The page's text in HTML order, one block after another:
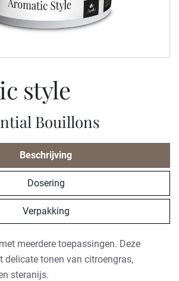
style
Bouillons
Beschrijving
Dosering
Verpakking
meerdere toepassingen. Deze
delicate tonen van citroengras,
steranijs.